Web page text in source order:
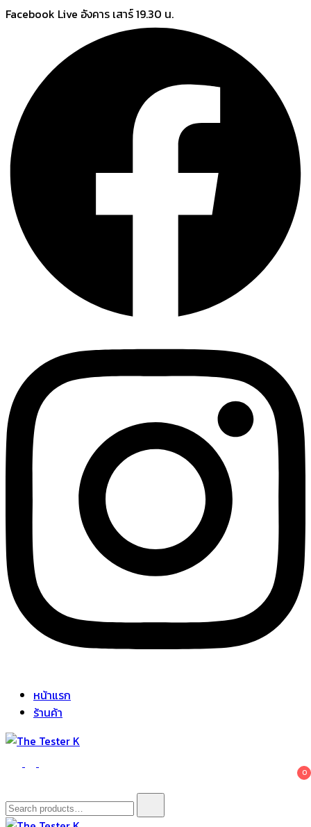
Skip
Facebook Live อังคาร เสาร์ 19.30 น.
หน้าแรก
ร้านค้า
The Tester K
Korean cosmetics 0
Search
for: